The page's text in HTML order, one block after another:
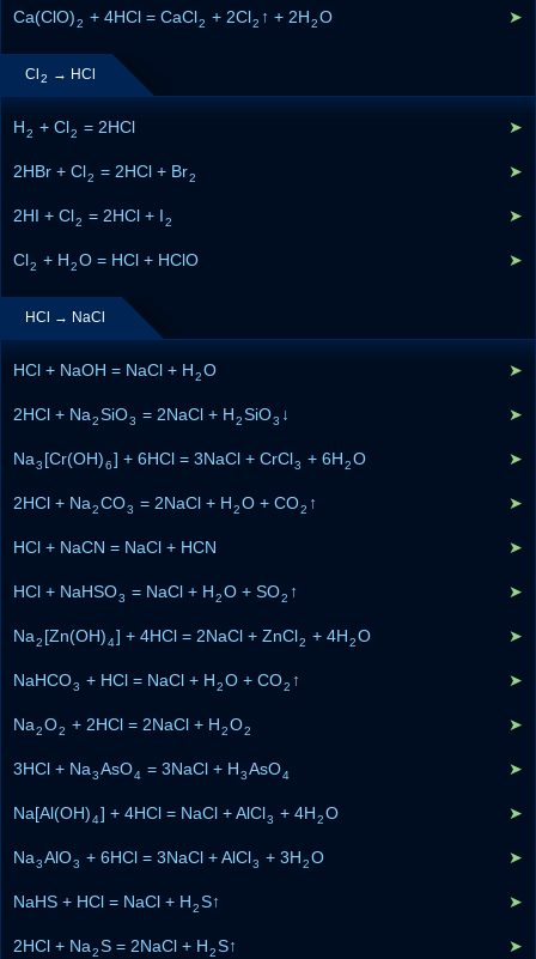
Ca(ClO)2 + 4HCl = CaCl2 + 2Cl2 ↑ + 2H2O ➤
Cl 2 → HCl
H2 + Cl2 = 2HCl ➤
2HBr + Cl2 = 2HCl + Br2 ➤
2HI + Cl2 = 2HCl + I2 ➤
Cl2 + H2O = HCl + HClO ➤
HCl → NaCl
HCl + NaOH = NaCl + H2O ➤
2HCl + Na2SiO3 = 2NaCl + H2SiO3 ↓ ➤
Na3 [Cr(OH)6] + 6HCl = 3NaCl + CrCl3 + 6H2O ➤
2HCl + Na2CO3 = 2NaCl + H2O + CO2 ↑ ➤
HCl + NaCN = NaCl + HCN ➤
HCl + NaHSO3 = NaCl + H2O + SO2 ↑ ➤
Na2 [Zn(OH)4] + 4HCl = 2NaCl + ZnCl2 + 4H2O ➤
NaHCO3 + HCl = NaCl + H2O + CO2 ↑ ➤
Na2O2 + 2HCl = 2NaCl + H2O2 ➤
3HCl + Na3AsO4 = 3NaCl + H3AsO4 ➤
Na[Al(OH)4] + 4HCl = NaCl + AlCl3 + 4H2O ➤
Na3AlO3 + 6HCl = 3NaCl + AlCl3 + 3H2O ➤
NaHS + HCl = NaCl + H2S↑ ➤
2HCl + Na2S = 2NaCl + H2S↑ ➤